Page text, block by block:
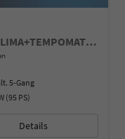
Classic Selection KAMERA+SHZ+KLIMA+TEMPOMAT+LED+16" LM
5-Gang
(95 PS)
Details